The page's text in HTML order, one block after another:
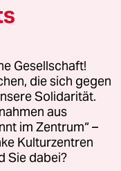
oder für Genehmigungen
Richtlinien
AGB
Gesellschaft!
die sich gegen
Solidarität.
aus
im Zentrum“ –
Kulturzentren
Sie dabei?